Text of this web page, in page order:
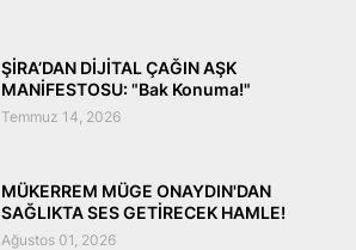
ŞİRA’DAN DİJİTAL ÇAĞIN AŞK
MANİFESTOSU: "Bak Konuma!"
Temmuz 14, 2026
MÜKERREM MÜGE ONAYDIN'DAN
SAĞLIKTA SES GETİRECEK HAMLE!
Ağustos 01, 2026